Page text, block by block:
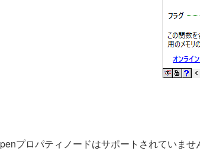
プロパティノードはサポートされていま